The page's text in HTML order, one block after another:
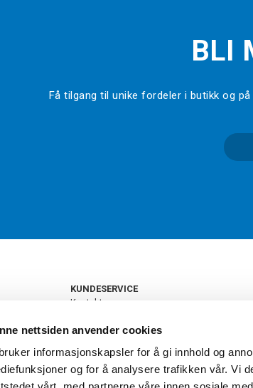
nettsiden anvender cookies
informasjonskapsler for å gi innhold og
og for å analysere trafikken vår. Vi
BLI
Få tilgang til unike fordeler i butikk og
KUNDESERVICE
Kontakt oss
Retur og bytte
Personvern
Frakt og levering
Ledige stillinger